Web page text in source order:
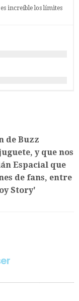
increíble los límites
de Buzz
y que nos
Espacial que
de fans, entre
Story'